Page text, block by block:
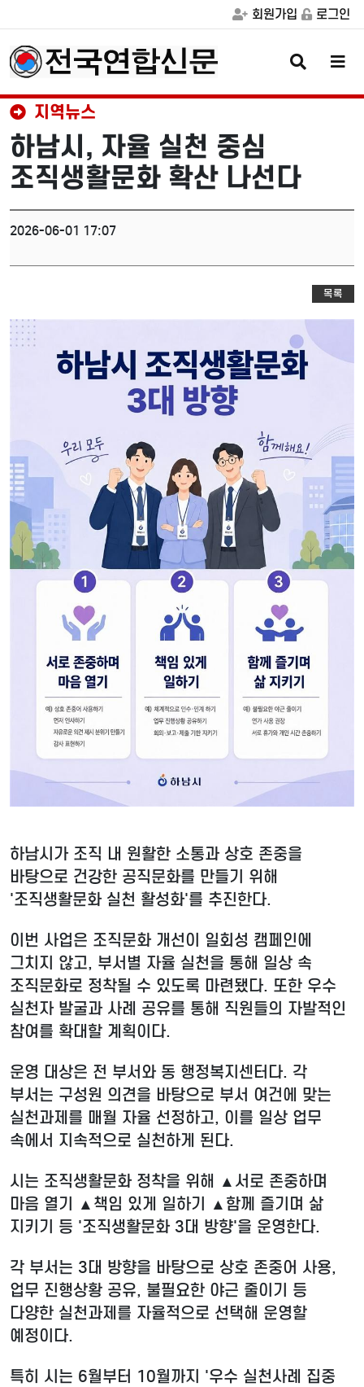
회원가입 로그인
검
색
버
메
버
지역뉴스
하남시, 자율 실천 중심
조직생활문화 확산 나선다
2026-06-01 17:07
목록
하남시가 조직 내 원활한 소통과 상호 존중을
바탕으로 건강한 공직문화를 만들기 위해
'조직생활문화 실천 활성화'를 추진한다.
이번 사업은 조직문화 개선이 일회성 캠페인에
그치지 않고, 부서별 자율 실천을 통해 일상 속
조직문화로 정착될 수 있도록 마련됐다. 또한 우수
실천자 발굴과 사례 공유를 통해 직원들의 자발적인
참여를 확대할 계획이다.
운영 대상은 전 부서와 동 행정복지센터다. 각
부서는 구성원 의견을 바탕으로 부서 여건에 맞는
실천과제를 매월 자율 선정하고, 이를 일상 업무
속에서 지속적으로 실천하게 된다.
시는 조직생활문화 정착을 위해 ▲서로 존중하며
마음 열기 ▲책임 있게 일하기 ▲함께 즐기며 삶
지키기 등 '조직생활문화 3대 방향'을 운영한다.
각 부서는 3대 방향을 바탕으로 상호 존중어 사용,
업무 진행상황 공유, 불필요한 야근 줄이기 등
다양한 실천과제를 자율적으로 선택해 운영할
예정이다.
특히 시는 6월부터 10월까지 '우수 실천사례 집중